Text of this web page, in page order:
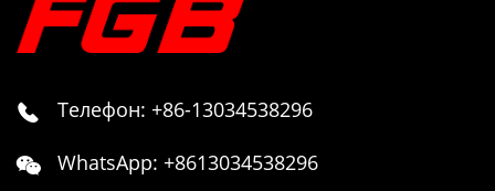
 Телефон: +86-13034538296
 WhatsApp: +8613034538296